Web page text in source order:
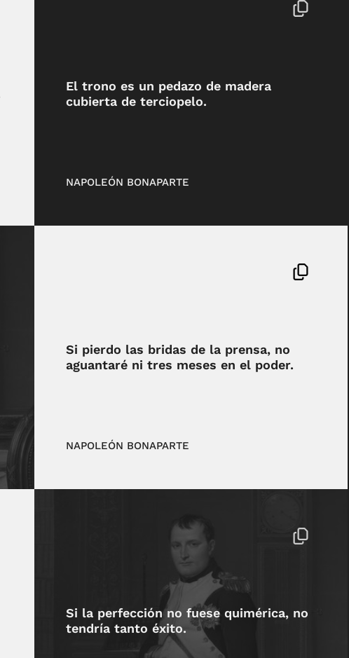
El trono es un pedazo de madera
cubierta de terciopelo.
NAPOLEÓN BONAPARTE
Si pierdo las bridas de la prensa, no
aguantaré ni tres meses en el poder.
NAPOLEÓN BONAPARTE
Si la perfección no fuese quimérica, no
tendría tanto éxito.